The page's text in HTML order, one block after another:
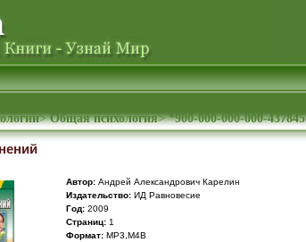
>Общая психология>*900-000-000-000-437845
Автор: Андрей Александрович Карелин
Издательство: ИД Равновесие
Год: 2009
Cтраниц: 1
Формат: MP3,M4B